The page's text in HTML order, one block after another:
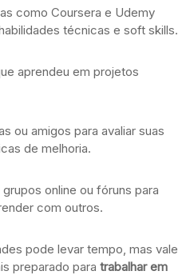
como Coursera e Udemy
técnicas e soft skills.
aprendeu em projetos
ou amigos para avaliar suas
de melhoria.
online ou fóruns para
com outros.
pode levar tempo, mas vale
preparado para trabalhar em